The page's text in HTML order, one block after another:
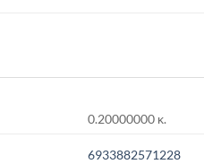
0.20000000 κ.
6933882571228